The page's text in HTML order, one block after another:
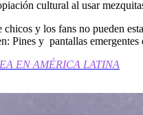
cultural al usar
y los fans no pueden
Pines y pantallas
EN AMÉRICA LATINA